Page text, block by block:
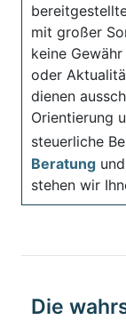
mit großer
keine
oder
dienen
Orientierung
steuerliche
Beratung
stehen wir
Die